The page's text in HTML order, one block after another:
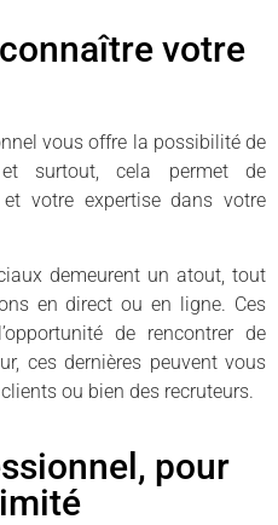
votre
vous offre la possibilité de
surtout, cela permet de
votre expertise dans votre
demeurent un atout, tout
en direct ou en ligne. Ces
de rencontrer de
ces dernières peuvent vous
ou bien des recruteurs.
pour